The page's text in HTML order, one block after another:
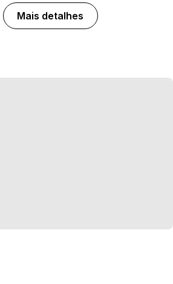
Mais detalhes